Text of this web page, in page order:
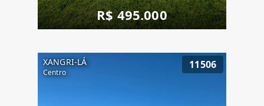
R$ 495.000
XANGRI-LÁ
Centro
11506